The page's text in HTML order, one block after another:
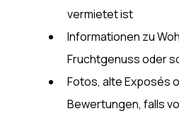
vermietet ist
Informationen zu
Fruchtgenuss oder
Fotos, alte Exposés
Bewertungen, falls